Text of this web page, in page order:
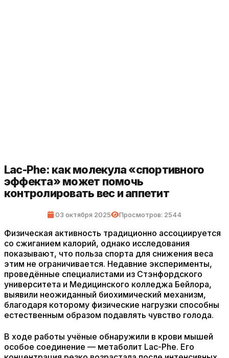
Lac-Phe: как молекула «спортивного
эффекта» может помочь
контролировать вес и аппетит
03 октября 2025 Просмотров: 2544
Физическая активность традиционно ассоциируется
со сжиганием калорий, однако исследования
показывают, что польза спорта для снижения веса
этим не ограничивается. Недавние эксперименты,
проведённые специалистами из Стэнфордского
университета и Медицинского колледжа Бейлора,
выявили неожиданный биохимический механизм,
благодаря которому физические нагрузки способны
естественным образом подавлять чувство голода.
В ходе работы учёные обнаружили в крови мышей
особое соединение — метаболит Lac-Phe. Его